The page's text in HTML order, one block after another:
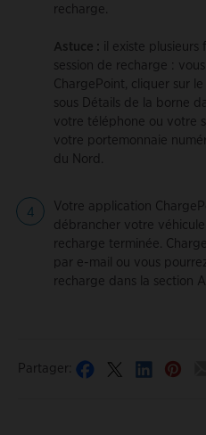
recharge.
Astuce : il existe plusieurs
session de recharge :
ChargePoint, cliquer sur
sous Détails de la borne
votre téléphone ou votre
votre portemonnaie
du Nord.
Votre application
débrancher votre
recharge terminée.
par e-mail ou vous
recharge dans la section
Partager: